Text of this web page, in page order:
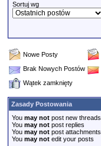
Sortuj wg
Nowe Posty
Brak Nowych Postów
Wątek zamknięty
Zasady Postowania
You may not post new threads
You may not post replies
You may not post attachments
You may not edit your posts